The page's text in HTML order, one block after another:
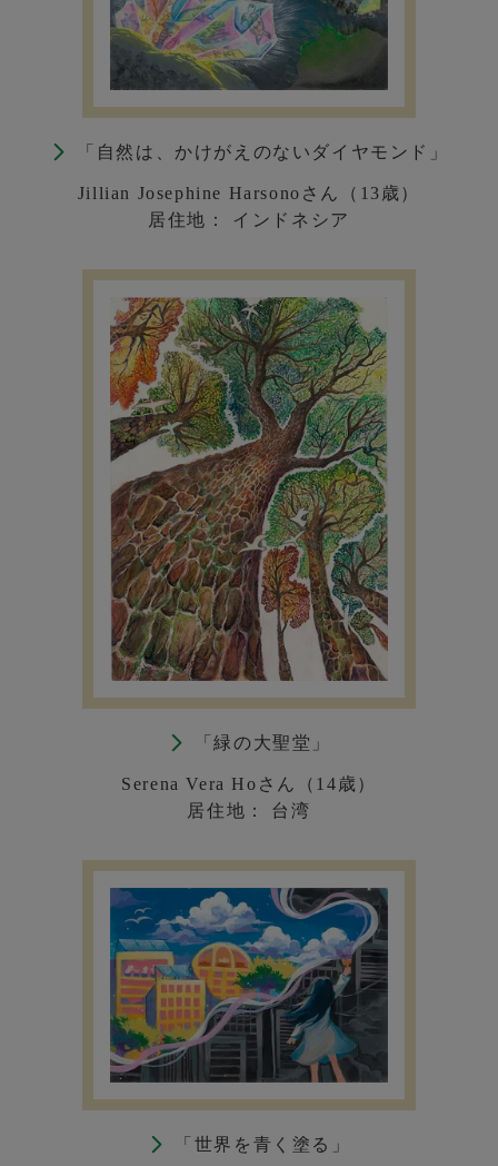
「自然は、かけがえのないダイヤモンド」
Jillian Josephine Harsonoさん（13歳）
居住地： インドネシア
「緑の大聖堂」
Serena Vera Hoさん（14歳）
居住地： 台湾
「世界を青く塗る」